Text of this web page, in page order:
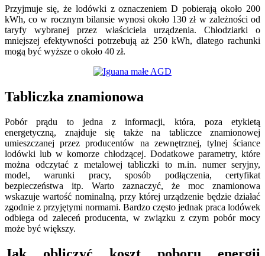
Przyjmuje się, że lodówki z oznaczeniem D pobierają około 200
kWh, co w rocznym bilansie wynosi około 130 zł w zależności od
taryfy wybranej przez właściciela urządzenia. Chłodziarki o
mniejszej efektywności potrzebują aż 250 kWh, dlatego rachunki
mogą być wyższe o około 40 zł.
Tabliczka znamionowa
Pobór prądu to jedna z informacji, która, poza etykietą
energetyczną, znajduje się także na tabliczce znamionowej
umieszczanej przez producentów na zewnętrznej, tylnej ściance
lodówki lub w komorze chłodzącej. Dodatkowe parametry, które
można odczytać z metalowej tabliczki to m.in. numer seryjny,
model, warunki pracy, sposób podłączenia, certyfikat
bezpieczeństwa itp. Warto zaznaczyć, że moc znamionowa
wskazuje wartość nominalną, przy której urządzenie będzie działać
zgodnie z przyjętymi normami. Bardzo często jednak praca lodówek
odbiega od zaleceń producenta, w związku z czym pobór mocy
może być większy.